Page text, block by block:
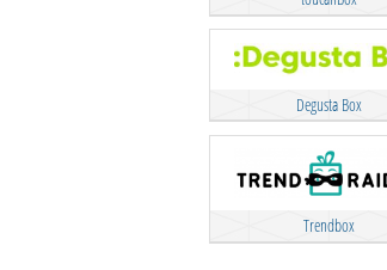
Degusta Box
Trendbox